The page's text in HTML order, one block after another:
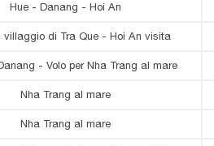
Hue - Danang - Hoi An
villaggio di Tra Que - Hoi An visita
- Volo per Nha Trang al mare
Nha Trang al mare
Nha Trang al mare